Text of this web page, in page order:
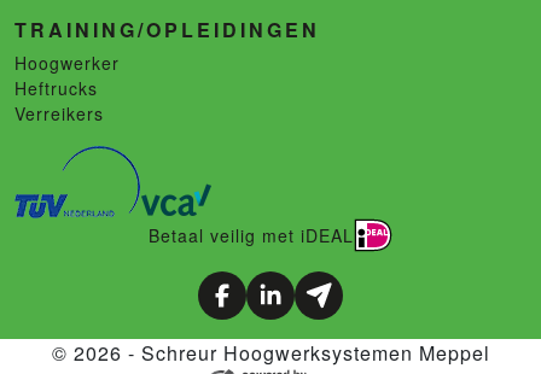
Betaal veilig met iDEAL
TRAINING/OPLEIDINGEN
Hoogwerker
Heftrucks
Verreikers
© 2026 - Schreur Hoogwerksystemen Meppel